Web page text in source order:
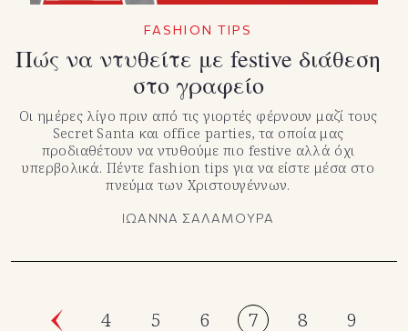
FASHION TIPS
Πώς να ντυθείτε με festive διάθεση
στο γραφείο
Οι ημέρες λίγο πριν από τις γιορτές φέρνουν μαζί τους
Secret Santa και office parties, τα οποία μας
προδιαθέτουν να ντυθούμε πιο festive αλλά όχι
υπερβολικά. Πέντε fashion tips για να είστε μέσα στο
πνεύμα των Χριστουγέννων.
ΙΩΑΝΝΑ ΣΑΛΑΜΟΥΡΑ
4 5 6 7 8
9